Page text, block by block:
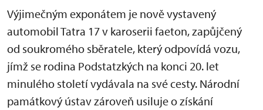
Výjimečným exponátem je nově vystavený
automobil Tatra 17 v karoserii faeton, zapůjčený
od soukromého sběratele, který odpovídá vozu,
jímž se rodina Podstatzkých na konci 20. let
minulého století vydávala na své cesty. Národní
památkový ústav zároveň usiluje o získání